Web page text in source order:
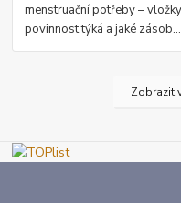
menstruační potřeby –
povinnost týká a jaké
Zobrazit